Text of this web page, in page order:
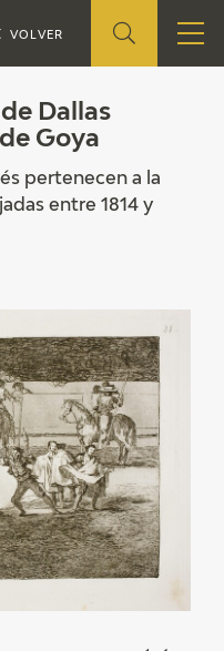
Dallas
Goya
pertenecen a la
entre 1814 y
NEWS El Museo
VOLVER